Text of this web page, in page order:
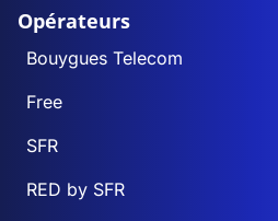
Opérateurs
Bouygues Telecom
Free
SFR
RED by SFR